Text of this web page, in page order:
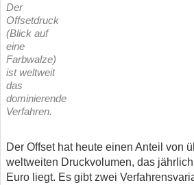
Der
Offsetdruck
(Blick auf
eine
Farbwalze)
ist weltweit
das
dominierende
Verfahren.
Der Offset hat heute einen Anteil von
weltweiten Druckvolumen, das
Euro liegt. Es gibt zwei